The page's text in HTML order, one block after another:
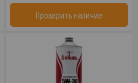
Проверить наличие